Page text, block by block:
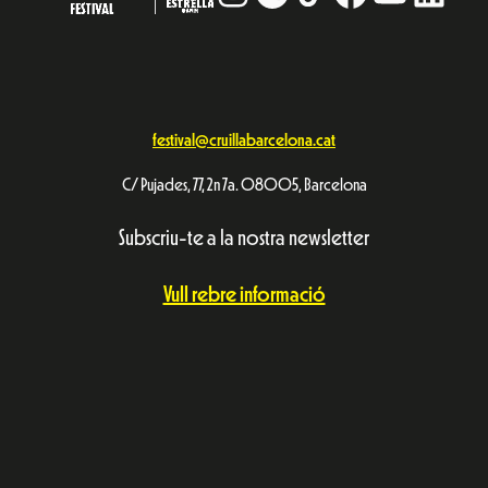
festival@cruillabarcelona.cat
C/ Pujades, 77, 2n 7a. 08005, Barcelona
Subscriu-te a la nostra newsletter
Vull rebre informació